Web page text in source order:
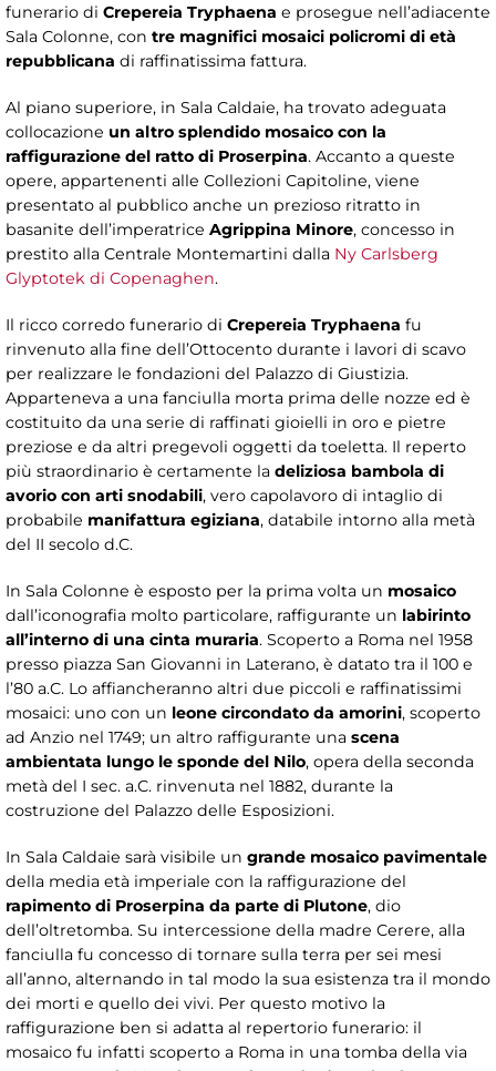
funerario di Crepereia Tryphaena e prosegue nell’adiacente
Sala Colonne, con tre magnifici mosaici policromi di età
repubblicana di raffinatissima fattura.
Al piano superiore, in Sala Caldaie, ha trovato adeguata
collocazione un altro splendido mosaico con la
raffigurazione del ratto di Proserpina. Accanto a queste
opere, appartenenti alle Collezioni Capitoline, viene
presentato al pubblico anche un prezioso ritratto in
basanite dell’imperatrice Agrippina Minore, concesso in
prestito alla Centrale Montemartini dalla Ny Carlsberg
Glyptotek di Copenaghen.
Il ricco corredo funerario di Crepereia Tryphaena fu
rinvenuto alla fine dell’Ottocento durante i lavori di scavo
per realizzare le fondazioni del Palazzo di Giustizia.
Apparteneva a una fanciulla morta prima delle nozze ed è
costituito da una serie di raffinati gioielli in oro e pietre
preziose e da altri pregevoli oggetti da toeletta. Il reperto
più straordinario è certamente la deliziosa bambola di
avorio con arti snodabili, vero capolavoro di intaglio di
probabile manifattura egiziana, databile intorno alla metà
del II secolo d.C.
In Sala Colonne è esposto per la prima volta un mosaico
dall’iconografia molto particolare, raffigurante un labirinto
all’interno di una cinta muraria. Scoperto a Roma nel 1958
presso piazza San Giovanni in Laterano, è datato tra il 100 e
l’80 a.C. Lo affiancheranno altri due piccoli e raffinatissimi
mosaici: uno con un leone circondato da amorini, scoperto
ad Anzio nel 1749; un altro raffigurante una scena
ambientata lungo le sponde del Nilo, opera della seconda
metà del I sec. a.C. rinvenuta nel 1882, durante la
costruzione del Palazzo delle Esposizioni.
In Sala Caldaie sarà visibile un grande mosaico pavimentale
della media età imperiale con la raffigurazione del
rapimento di Proserpina da parte di Plutone, dio
dell’oltretomba. Su intercessione della madre Cerere, alla
fanciulla fu concesso di tornare sulla terra per sei mesi
all’anno, alternando in tal modo la sua esistenza tra il mondo
dei morti e quello dei vivi. Per questo motivo la
raffigurazione ben si adatta al repertorio funerario: il
mosaico fu infatti scoperto a Roma in una tomba della via